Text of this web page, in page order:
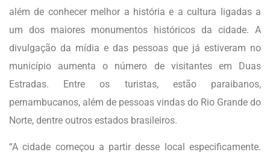
além de conhecer melhor a história e a cultura ligadas a
um dos maiores monumentos históricos da cidade. A
divulgação da mídia e das pessoas que já estiveram no
município aumenta o número de visitantes em Duas
Estradas. Entre os turistas, estão paraibanos,
pernambucanos, além de pessoas vindas do Rio Grande do
Norte, dentre outros estados brasileiros.
“A cidade começou a partir desse local especificamente.